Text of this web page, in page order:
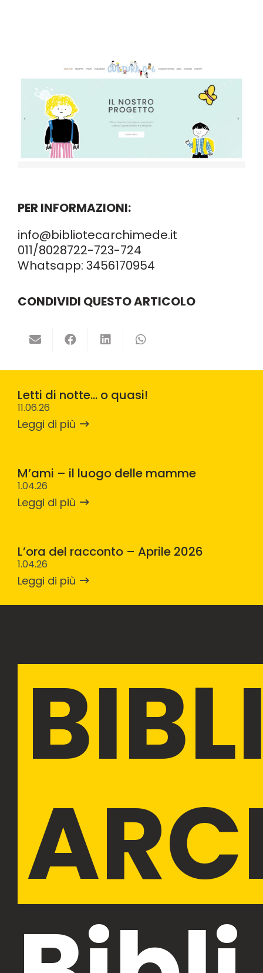
PER INFORMAZIONI:
info@bibliotecarchimede.it
011/8028722-723-724
Whatsapp: 3456170954
CONDIVIDI QUESTO ARTICOLO
Letti di notte… o quasi!
11.06.26
Leggi di più
M’ami – il luogo delle mamme
1.04.26
Leggi di più
L’ora del racconto – Aprile 2026
1.04.26
Leggi di più